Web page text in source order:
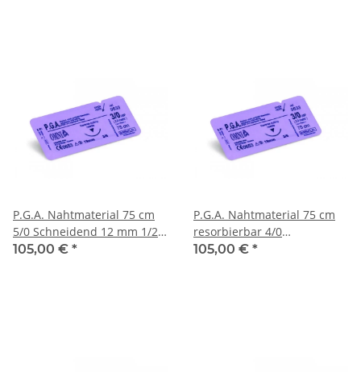
P.G.A. Nahtmaterial 75 cm
5/0 Schneidend 12 mm 1/2
kreisförmig Schneidend
105,00 € *
P.G.A. Nahtmaterial 75 cm
resorbierbar 4/0
Schneidend 16 mm 3/8
105,00 € *